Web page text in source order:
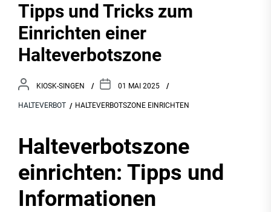
Tipps und Tricks zum
Einrichten einer
Halteverbotszone
KIOSK-SINGEN 01 MAI 2025
HALTEVERBOT HALTEVERBOTSZONE EINRICHTEN
Halteverbotszone
einrichten: Tipps und
Informationen